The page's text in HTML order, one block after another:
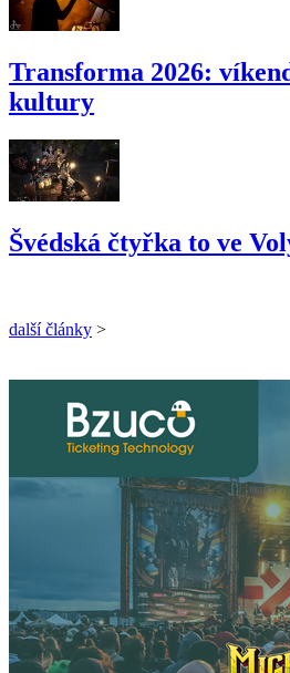
Transforma 2026:
kultury
Švédská čtyřka to ve
další články >